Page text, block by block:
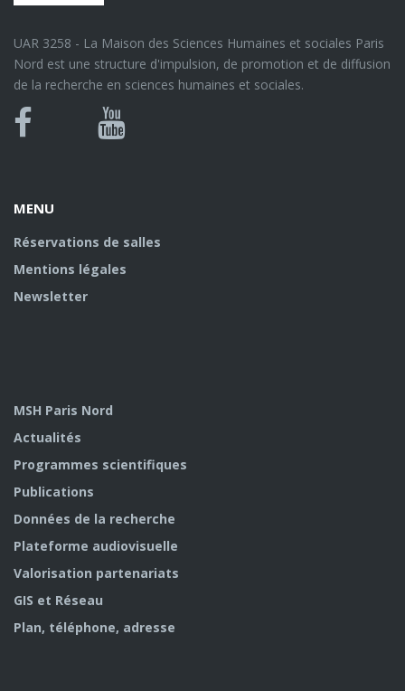
UAR 3258 - La Maison des Sciences Humaines et sociales Paris
Nord est une structure d'impulsion, de promotion et de diffusion
de la recherche en sciences humaines et sociales.
Bluesky
Canal
MENU
Réservations de salles
Mentions légales
Newsletter
MSH Paris Nord
Actualités
Programmes scientifiques
Publications
Données de la recherche
Plateforme audiovisuelle
Valorisation partenariats
GIS et Réseau
Plan, téléphone, adresse